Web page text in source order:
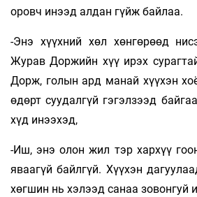
оровч инээд алдан гүйж байлаа.
-Энэ хүүхний хөл хөнгөрөөд
Журав Доржийн хүү ирэх
Дорж, голын ард манай хүүхэн
өдөрт суудалгүй гэгэлзээд
хүд инээхэд,
-Иш, энэ олон жил тэр хархүү
яваагүй байлгүй. Хүүхэн
хөгшин нь хэлээд санаа зовонгуй